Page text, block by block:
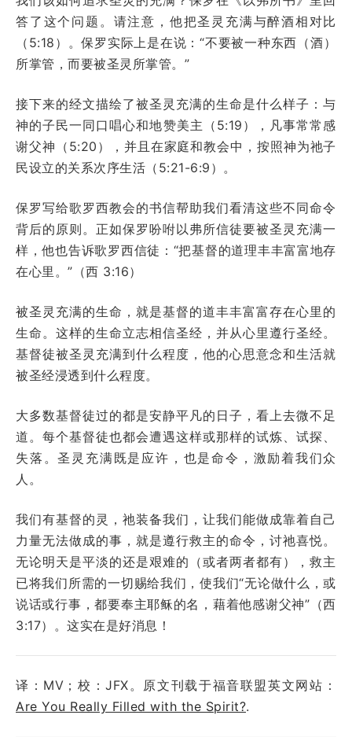
答了这个问题。请注意，他把圣灵充满与醉酒相对比
（5:18）。保罗实际上是在说：“不要被一种东西（酒）
所掌管，而要被圣灵所掌管。”
接下来的经文描绘了被圣灵充满的生命是什么样子：与
神的子民一同口唱心和地赞美主（5:19），凡事常常感
谢父神（5:20），并且在家庭和教会中，按照神为祂子
民设立的关系次序生活（5:21-6:9）。
保罗写给歌罗西教会的书信帮助我们看清这些不同命令
背后的原则。正如保罗吩咐以弗所信徒要被圣灵充满一
样，他也告诉歌罗西信徒：“把基督的道理丰丰富富地存
在心里。”（西 3:16）
被圣灵充满的生命，就是基督的道丰丰富富存在心里的
生命。这样的生命立志相信圣经，并从心里遵行圣经。
基督徒被圣灵充满到什么程度，他的心思意念和生活就
被圣经浸透到什么程度。
大多数基督徒过的都是安静平凡的日子，看上去微不足
道。每个基督徒也都会遭遇这样或那样的试炼、试探、
失落。圣灵充满既是应许，也是命令，激励着我们众
人。
我们有基督的灵，祂装备我们，让我们能做成靠着自己
力量无法做成的事，就是遵行救主的命令，讨祂喜悦。
无论明天是平淡的还是艰难的（或者两者都有），救主
已将我们所需的一切赐给我们，使我们“无论做什么，或
说话或行事，都要奉主耶稣的名，藉着他感谢父神”（西
3:17）。这实在是好消息！
译：MV；校：JFX。原文刊载于福音联盟英文网站：
Are You Really Filled with the Spirit?.